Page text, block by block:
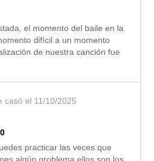
el momento del baile en la
difícil a un momento
de nuestra canción fue
casó el 11/10/2025
practicar las veces que
algún problema ellos son los